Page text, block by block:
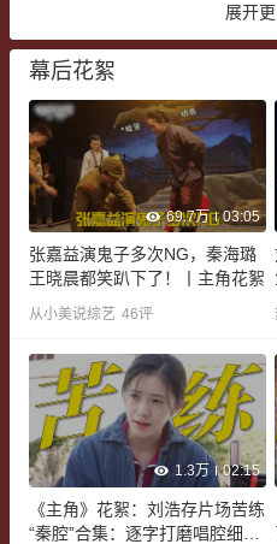
展开
幕后花絮
69.7万 03:05
张嘉益演鬼子多次NG，秦海璐
王晓晨都笑趴下了​！丨主角​​花絮
从小美说综艺 46评
1.3万 02:15
《主角》花絮：刘浩存片场苦练
“秦腔”合集：逐字打磨唱腔细节